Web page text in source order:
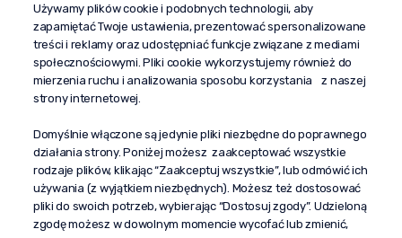
+48 603 610 870
kontakt@propaganda24h.pl
“Propaganda"
al. Komisji Edukacji Narodowej 51/U5
02-797 Warszawa
Pomoc
Dostawa
Moje konto
O firmie
Używamy plików cookie i podobnych technologii, aby
zapamiętać Twoje ustawienia, prezentować spersonalizowane
treści i reklamy oraz udostępniać funkcje związane z mediami
społecznościowymi. Pliki cookie wykorzystujemy również do
mierzenia ruchu i analizowania sposobu korzystania z naszej
strony internetowej.
Domyślnie włączone są jedynie pliki niezbędne do poprawnego
działania strony. Poniżej możesz zaakceptować wszystkie
rodzaje plików, klikając “Zaakceptuj wszystkie”, lub odmówić ich
używania (z wyjątkiem niezbędnych). Możesz też dostosować
pliki do swoich potrzeb, wybierając “Dostosuj zgody”. Udzieloną
zgodę możesz w dowolnym momencie wycofać lub zmienić,